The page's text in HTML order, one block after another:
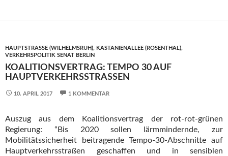
HAUPTSTRASSE (WILHELMSRUH) , KASTANIENALLEE (ROSENTHAL),
VERKEHRSPOLITIK SENAT BERLIN
KOALITIONSVERTRAG: TEMPO 30 AUF
HAUPTVERKEHRSSTRASSEN
10. APRIL 2017 1 KOMMENTAR
Auszug aus dem Koalitionsvertrag der rot-rot-grünen
Regierung: “Bis 2020 sollen lärmmindernde, zur
Mobilitätssicherheit beitragende Tempo-30-Abschnitte auf
Hauptverkehrsstraßen geschaffen und in sensiblen